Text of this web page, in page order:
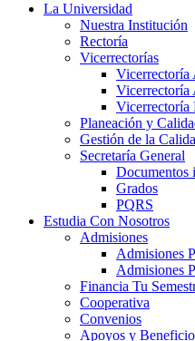
La Universidad
Nuestra Institución
Rectoría
Vicerrectorías
Vicerrectoría
Vicerrectoría
Vicerrectoría
Planeación y
Gestión de la
Secretaría General
Documentos
Grados
PQRS
Estudia Con Nosotros
Admisiones
Admisiones
Admisiones
Financia Tu
Cooperativa
Convenios
Apoyos y